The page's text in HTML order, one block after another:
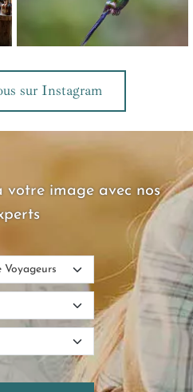
sur Instagram
votre image avec nos